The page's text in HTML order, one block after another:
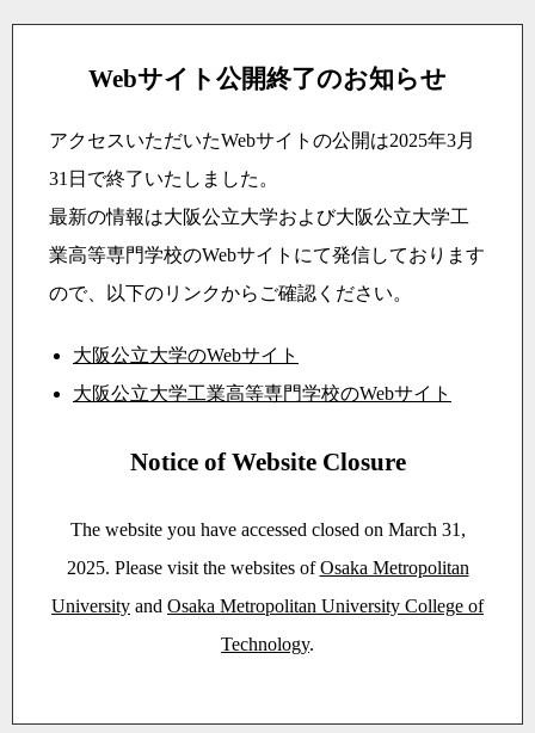
Webサイト公開終了のお知らせ
アクセスいただいたWebサイトの公開は2025年3月
31日で終了いたしました。
最新の情報は大阪公立大学および大阪公立大学工
業高等専門学校のWebサイトにて発信しております
ので、以下のリンクからご確認ください。
大阪公立大学のWebサイト
大阪公立大学工業高等専門学校のWebサイト
Notice of Website Closure
The website you have accessed closed on March 31,
2025. Please visit the websites ofOsaka Metropolitan
University and Osaka Metropolitan University College of
Technology.